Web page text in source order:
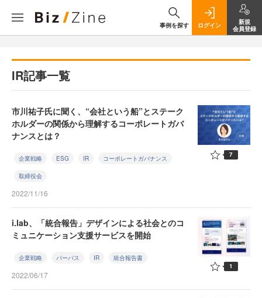
事例を探す ログイン
新規
会員登録
IR記事一覧
市川祐子氏に聞く、“会社という船”とステーク
ホルダーの関係から理解するコーポレートガバ
ナンスとは？
企業戦略 ESG IR コーポレートガバナンス
取締役会
2022/11/16
7
i.lab、「統合報告」デザインによる社会とのコ
ミュニケーション支援サービスを開始
企業戦略 パーパス IR 統合報告書
2022/06/17
1